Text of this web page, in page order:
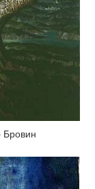
Бровин